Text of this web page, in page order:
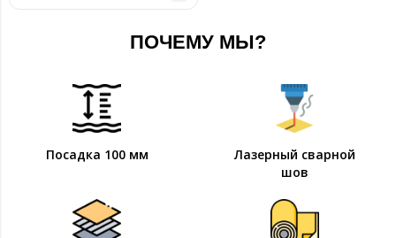
ПОЧЕМУ МЫ?
Посадка 100 мм
Лазерный сварной
шов